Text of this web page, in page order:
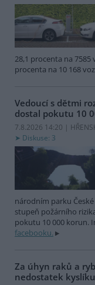
28,1 procenta na
procenta na 10 168
Vedoucí s dětmi
dostal pokutu 10
7.8.2026 14:20 |
Diskuse: 3
národním parku
stupeň požárního
pokutu 10 000 korun.
facebooku.
Za úhyn raků a
nedostatek